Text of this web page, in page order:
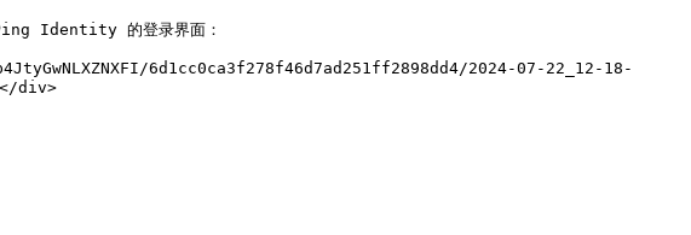
Identity 的登录界面：
6d1cc0ca3f278f46d7ad251ff2898dd4/2024-07-22_12-18-
div>